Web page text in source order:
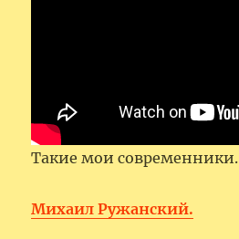
Такие мои современники.
Михаил Ружанский.